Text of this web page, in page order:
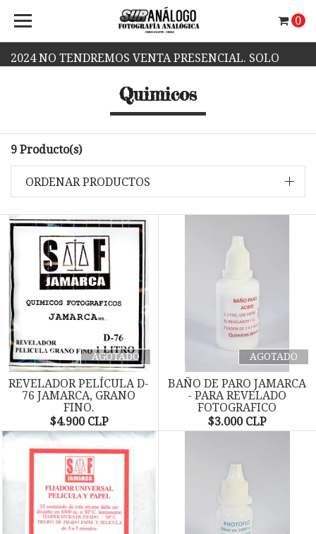
2024 NO TENDREMOS VENTA PRESENCIAL. SOLO
0
Quimicos
9 Producto(s)
ORDENAR PRODUCTOS
AGOTADO
REVELADOR PELÍCULA D-
76 JAMARCA, GRANO
FINO.
$4.900 CLP
AGOTADO
BAÑO DE PARO JAMARCA
- PARA REVELADO
FOTOGRAFICO
$3.000 CLP